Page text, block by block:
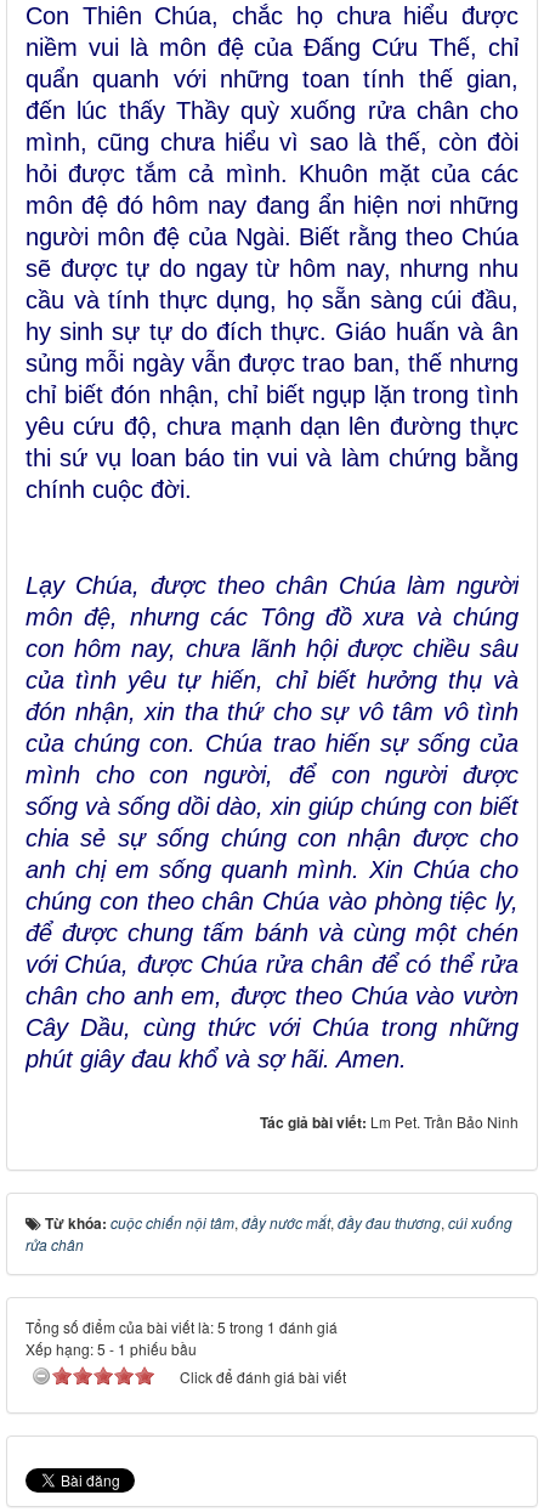
Con Thiên Chúa, chắc họ chưa hiểu được
niềm vui là môn đệ của Đấng Cứu Thế, chỉ
quẩn quanh với những toan tính thế gian,
đến lúc thấy Thầy quỳ xuống rửa chân cho
mình, cũng chưa hiểu vì sao là thế, còn đòi
hỏi được tắm cả mình. Khuôn mặt của các
môn đệ đó hôm nay đang ẩn hiện nơi những
người môn đệ của Ngài. Biết rằng theo Chúa
sẽ được tự do ngay từ hôm nay, nhưng nhu
cầu và tính thực dụng, họ sẵn sàng cúi đầu,
hy sinh sự tự do đích thực. Giáo huấn và ân
sủng mỗi ngày vẫn được trao ban, thế nhưng
chỉ biết đón nhận, chỉ biết ngụp lặn trong tình
yêu cứu độ, chưa mạnh dạn lên đường thực
thi sứ vụ loan báo tin vui và làm chứng bằng
chính cuộc đời.
Lạy Chúa, được theo chân Chúa làm người
môn đệ, nhưng các Tông đồ xưa và chúng
con hôm nay, chưa lãnh hội được chiều sâu
của tình yêu tự hiến, chỉ biết hưởng thụ và
đón nhận, xin tha thứ cho sự vô tâm vô tình
của chúng con. Chúa trao hiến sự sống của
mình cho con người, để con người được
sống và sống dồi dào, xin giúp chúng con biết
chia sẻ sự sống chúng con nhận được cho
anh chị em sống quanh mình. Xin Chúa cho
chúng con theo chân Chúa vào phòng tiệc ly,
để được chung tấm bánh và cùng một chén
với Chúa, được Chúa rửa chân để có thể rửa
chân cho anh em, được theo Chúa vào vườn
Cây Dầu, cùng thức với Chúa trong những
phút giây đau khổ và sợ hãi. Amen.
Tác giả bài viết: Lm Pet. Trần Bảo Ninh
Từ khóa: cuộc chiến nội tâm, đầy nước mắt, đầy đau thương, cúi xuống
rửa chân
Tổng số điểm của bài viết là: 5 trong 1 đánh giá
Xếp hạng:5 - 1 phiếu bầu
Click để đánh giá bài viết